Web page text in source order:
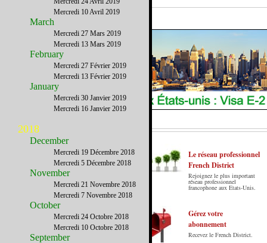
Le French District est le premier guide sur
internet en Français sur les Etats-Unis.
Notre principe : Le meilleur des Etats-Unis
par ceux qui y vivent.
Le réseau professionnel
French District
Rejoignez le plus important
réseau professionnel
francophone aux Etats-Unis.
Gérez votre
abonnement
Recevez le French District.
Mercredi 10 Avril 2019
March
Mercredi 27 Mars 2019
Mercredi 13 Mars 2019
February
Mercredi 27 Février 2019
Mercredi 13 Février 2019
January
Mercredi 30 Janvier 2019
Mercredi 16 Janvier 2019
2018
December
Mercredi 19 Décembre 2018
Mercredi 5 Décembre 2018
November
Mercredi 21 Novembre 2018
Mercredi 7 Novembre 2018
October
Mercredi 24 Octobre 2018
Mercredi 10 Octobre 2018
September